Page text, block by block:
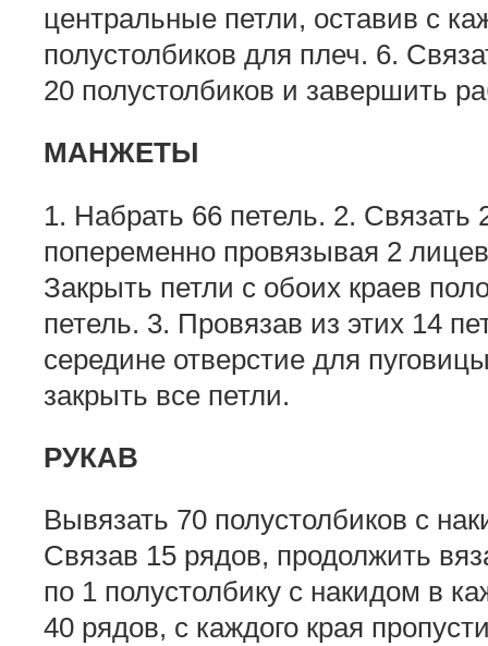
центральные петли, оставив с
полустолбиков для плеч. 6.
20 полустолбиков и завершить
МАНЖЕТЫ
1. Набрать 66 петель. 2. Связать
попеременно провязывая 2
Закрыть петли с обоих краев
петель. 3. Провязав из этих 14
середине отверстие для
закрыть все петли.
РУКАВ
Вывязать 70 полустолбиков с
Связав 15 рядов, продолжить
по 1 полустолбику с накидом в
40 рядов, с каждого края